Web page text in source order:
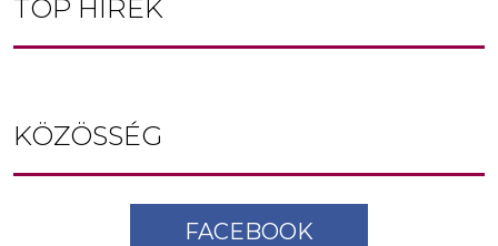
TOP HÍREK
KÖZÖSSÉG
FACEBOOK